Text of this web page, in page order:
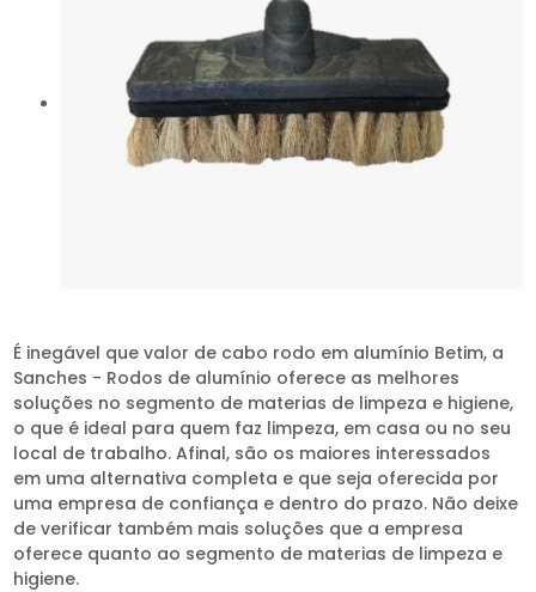
É inegável que valor de cabo rodo em alumínio Betim, a
Sanches - Rodos de alumínio oferece as melhores
soluções no segmento de materias de limpeza e higiene,
o que é ideal para quem faz limpeza, em casa ou no seu
local de trabalho. Afinal, são os maiores interessados
em uma alternativa completa e que seja oferecida por
uma empresa de confiança e dentro do prazo. Não deixe
de verificar também mais soluções que a empresa
oferece quanto ao segmento de materias de limpeza e
higiene.